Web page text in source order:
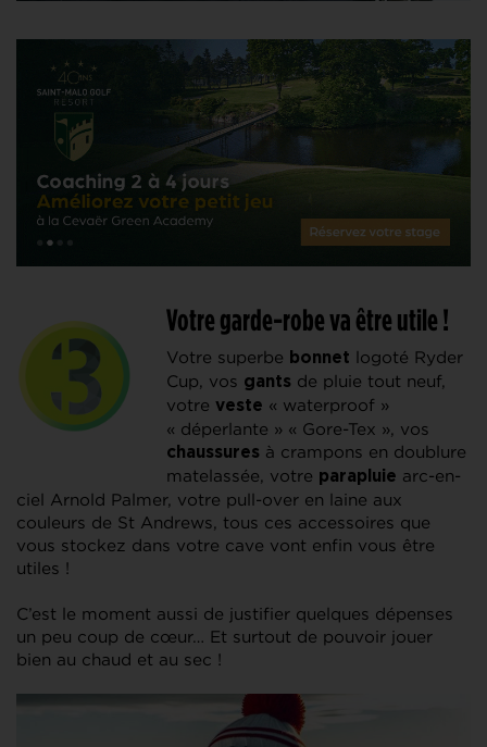
Votre garde-robe va être utile !
Votre superbe bonnet logoté Ryder
Cup, vos gants de pluie tout neuf,
votre veste « waterproof »
« déperlante » « Gore-Tex », vos
chaussures à crampons en doublure
matelassée, votre parapluie arc-en-
ciel Arnold Palmer, votre pull-over en laine aux
couleurs de St Andrews, tous ces accessoires que
vous stockez dans votre cave vont enfin vous être
utiles !
C’est le moment aussi de justifier quelques dépenses
un peu coup de cœur… Et surtout de pouvoir jouer
bien au chaud et au sec !